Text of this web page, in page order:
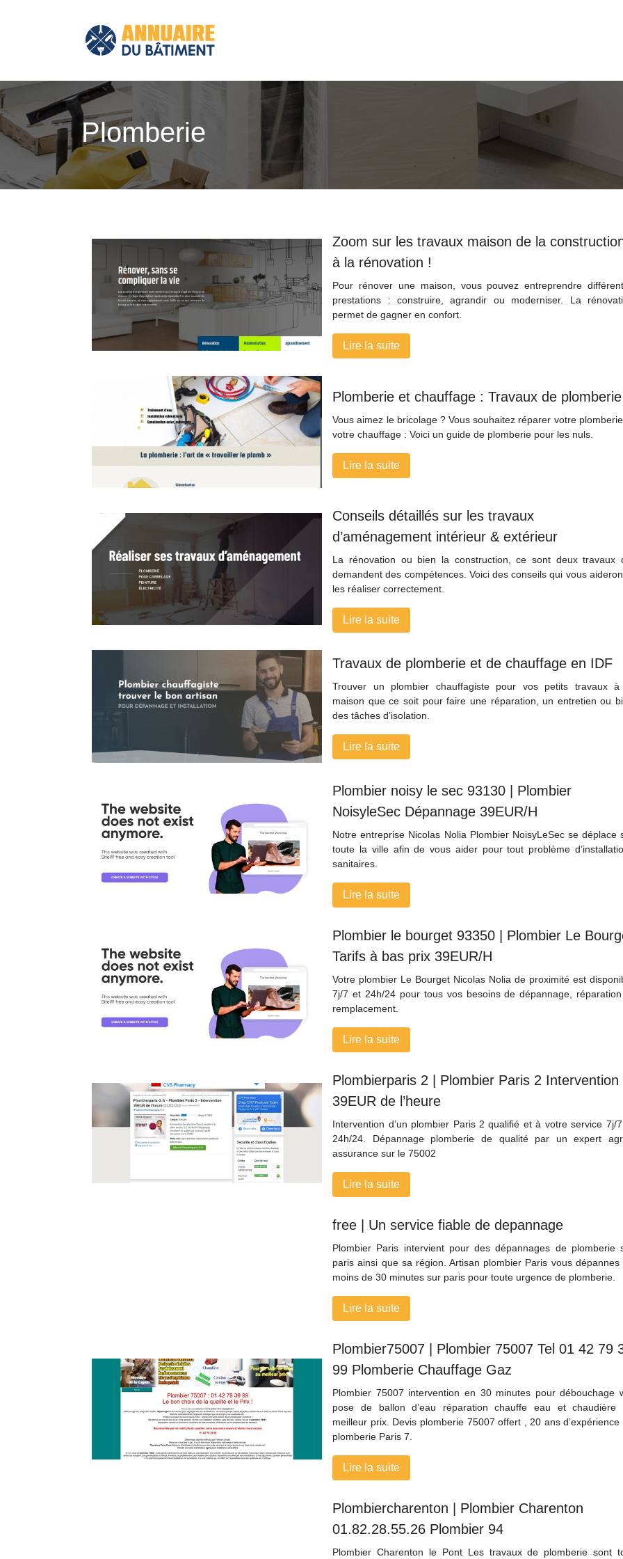
Plomberie
Zoom sur les travaux maison de la
à la rénovation !
Pour rénover une maison, vous pouvez entreprendre
prestations : construire, agrandir ou moderniser. La
permet de gagner en confort.
Lire la suite
Plomberie et chauffage : Travaux de plomberie
Vous aimez le bricolage ? Vous souhaitez réparer votre
votre chauffage : Voici un guide de plomberie pour les nuls.
Lire la suite
Conseils détaillés sur les travaux
d’aménagement intérieur & extérieur
La rénovation ou bien la construction, ce sont deux travaux
demandent des compétences. Voici des conseils qui vous
les réaliser correctement.
Lire la suite
Travaux de plomberie et de chauffage en IDF
Trouver un plombier chauffagiste pour vos petits travaux
maison que ce soit pour faire une réparation, un entretien ou
des tâches d’isolation.
Lire la suite
Plombier noisy le sec 93130 | Plombier
NoisyleSec Dépannage 39EUR/H
Notre entreprise Nicolas Nolia Plombier NoisyLeSec se déplace
toute la ville afin de vous aider pour tout problème
sanitaires.
Lire la suite
Plombier le bourget 93350 | Plombier Le
Tarifs à bas prix 39EUR/H
Votre plombier Le Bourget Nicolas Nolia de proximité est
7j/7 et 24h/24 pour tous vos besoins de dépannage,
remplacement.
Lire la suite
Plom­bier­pa­ris 2 | Plombier Paris 2 In­terven­tion
39EUR de l’heure
Intervention d’un plombier Paris 2 qualifié et à votre service 7j/
24h/24. Dépannage plomberie de qualité par un expert
assurance sur le 75002
Lire la suite
free | Un service fiable de depannage
Plombier Paris intervient pour des dépannages de plomberie
paris ainsi que sa région. Artisan plombier Paris vous dépannes
moins de 30 minutes sur paris pour toute urgence de plomberie.
Lire la suite
Plombier75007 | Plombier 75007 Tel 01 42 79
99 Plomberie Chauffage Gaz
Plombier 75007 intervention en 30 minutes pour débouchage
pose de ballon d’eau réparation chauffe eau et chaudière
meilleur prix. Devis plomberie 75007 offert , 20 ans d’expérience
plomberie Paris 7.
Lire la suite
Plom­biercha­ren­ton | Plombier Charenton
01.82.28.55.26 Plombier 94
Plombier Charenton le Pont Les travaux de plomberie sont